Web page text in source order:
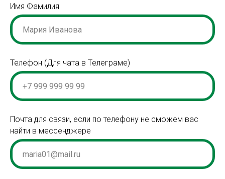
Имя Фамилия
Телефон (Для чата в Телеграме)
Почта для связи, если по телефону не сможем вас
найти в мессенджере